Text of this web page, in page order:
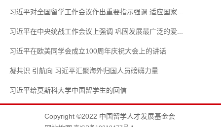
习近平对全国留学工作会议作出重要指示强调 适应国家...
习近平在中央统战工作会议上强调 巩固发展最广泛的爱...
习近平在欧美同学会成立100周年庆祝大会上的讲话
凝共识 引航向 习近平汇聚海外归国人员磅礴力量
习近平给莫斯科大学中国留学生的回信
Copyright ©2022 中国留学人才发展基金会